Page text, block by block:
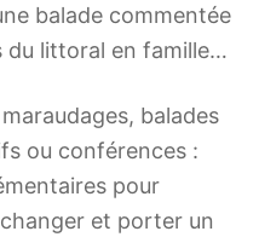
balade commentée
du littoral en famille…
balades
ou conférences :
pour
et porter un